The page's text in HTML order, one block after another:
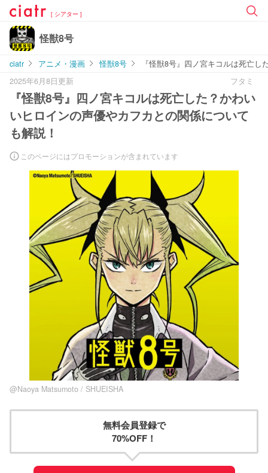
[ シアター ]
怪獣8号
ciatr アニメ・漫画 怪獣8号
『怪獣8号』四ノ宮キコルは死亡
2025年6月8日更新
フタミ
『怪獣8号』四ノ宮キコルは死亡した？かわい
いヒロインの声優やカフカとの関係について
も解説！
このページにはプロモーションが含まれています
@Naoya Matsumoto / SHUEISHA
無料会員登録で
70%OFF！